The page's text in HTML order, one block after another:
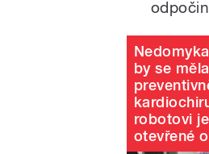
by se
robotovi
otevřené